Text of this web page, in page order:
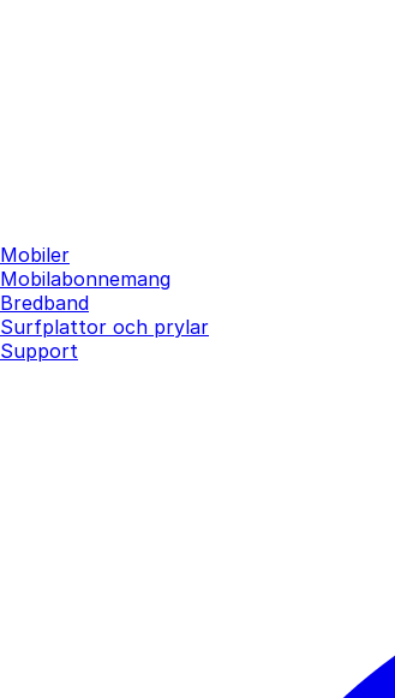
Mobiler
Mobilabonnemang
Bredband
Surfplattor och prylar
Support